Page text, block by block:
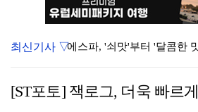
최신기사 ▽
[ST포토] 잭로그, 더욱 빠르게